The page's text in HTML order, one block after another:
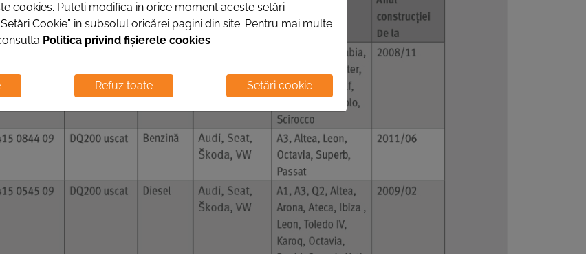
cookies. Puteti modifica in orice moment aceste setări
Cookie” in subsolul oricărei pagini din site. Pentru mai multe
Politica privind fișierele cookies
Refuz toate Setări cookie